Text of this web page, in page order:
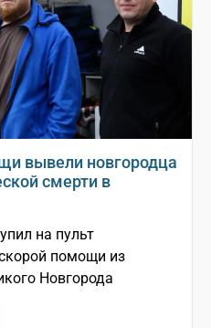
вывели новгородца
смерти в
на пульт
помощи из
Новгорода